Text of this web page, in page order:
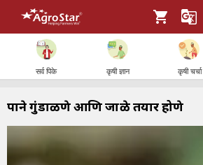
सर्व पिके कृषी ज्ञान कृषी चर्चा
पाने गुंडाळणे आणि जाळे तयार होणे